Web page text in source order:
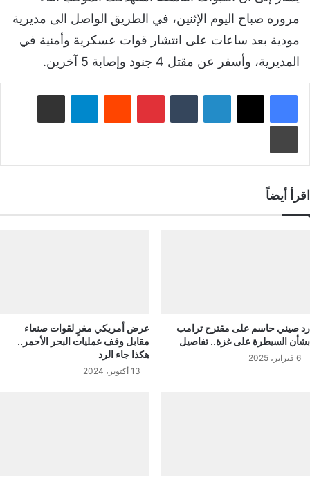
مروره صباح اليوم الإثنين، في الطريق الواصل الى مديرية
مودية بعد ساعات على انتشار قوات عسكرية وأمنية في
المديرية، وأسفر عن مقتل 4 جنود وإصابة 5 آخرين.
لينكدإن بينتيريست
اقرأ أيضاً
رد صيني حاسم على مقترح ترامب
بشأن السيطرة على غزة.. تفاصيل
6 فبراير، 2025
عرض أمريكي مغرٍ لقوات صنعاء
مقابل وقف عمليات البحر الأحمر..
هكذا جاء الرد
13 أكتوبر، 2024